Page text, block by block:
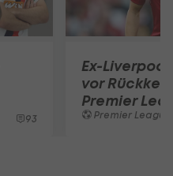
93
Ex-
vor
Premier
Premier League